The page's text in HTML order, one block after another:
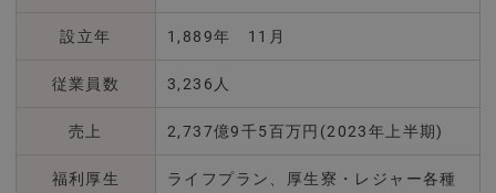
設立年 1,889年 11月
従業員数 3,236人
売上 2,737億9千5百万円(2023年上半期)
福利厚生
ライフプラン、厚生寮・レジャー各種